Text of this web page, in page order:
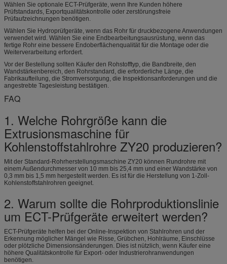
Wählen Sie optionale ECT-Prüfgeräte, wenn Ihre Kunden höhere
Prüfstandards, Exportqualitätskontrolle oder zerstörungsfreie
Prüfaufzeichnungen benötigen.
Wählen Sie Hydroprüfgeräte, wenn das Rohr für druckbezogene Anwendungen
verwendet wird. Wählen Sie eine Endbearbeitungsausrüstung, wenn das
fertige Rohr eine bessere Endoberflächenqualität für die Montage oder die
Weiterverarbeitung erfordert.
Vor der Bestellung sollten Käufer den Rohstofftyp, die Bandbreite, den
Wandstärkenbereich, den Rohrstandard, die erforderliche Länge, die
Fabrikaufteilung, die Stromversorgung, die Inspektionsanforderungen und die
angestrebte Tagesleistung bestätigen.
FAQ
1. Welche Rohrgröße kann die
Extrusionsmaschine für
Kohlenstoffstahlrohre ZY20 produzieren?
Mit der Standard-Rohrherstellungsmaschine ZY20 können Rundrohre mit
einem Außendurchmesser von 10 mm bis 25,4 mm und einer Wandstärke von
0,3 mm bis 1,5 mm hergestellt werden. Es ist für die Herstellung von 1-Zoll-
Kohlenstoffstahlrohren geeignet.
2. Warum sollte die Rohrproduktionslinie
um ECT-Prüfgeräte erweitert werden?
ECT-Prüfgeräte helfen bei der Online-Inspektion von Stahlrohren und der
Erkennung möglicher Mängel wie Risse, Grübchen, Hohlräume, Einschlüsse
oder plötzliche Dimensionsänderungen. Dies ist nützlich, wenn Käufer eine
höhere Qualitätskontrolle für Export- oder Industrierohranwendungen
benötigen.